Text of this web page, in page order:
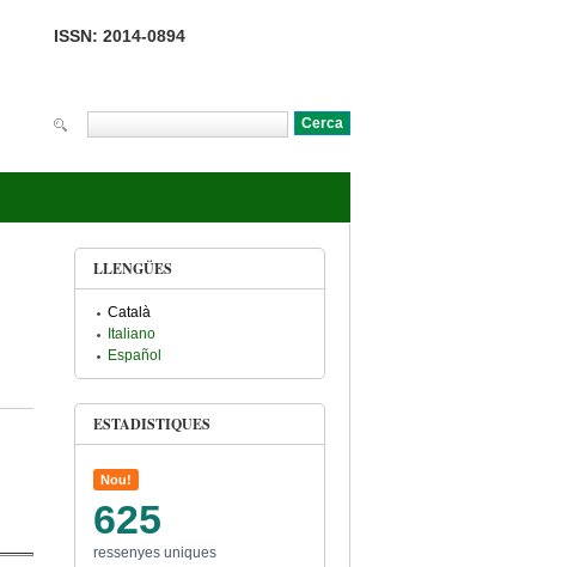
ISSN: 2014-0894
LLENGÜES
Català
Italiano
Español
ESTADISTIQUES
Nou!
625
ressenyes uniques